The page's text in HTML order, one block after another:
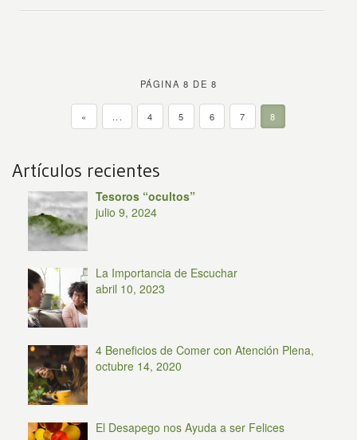
PÁGINA 8 DE 8
« ... 4 5 6 7 8
Artículos recientes
Tesoros “ocultos”
julio 9, 2024
La Importancia de Escuchar
abril 10, 2023
4 Beneficios de Comer con Atención Plena,
octubre 14, 2020
El Desapego nos Ayuda a ser Felices